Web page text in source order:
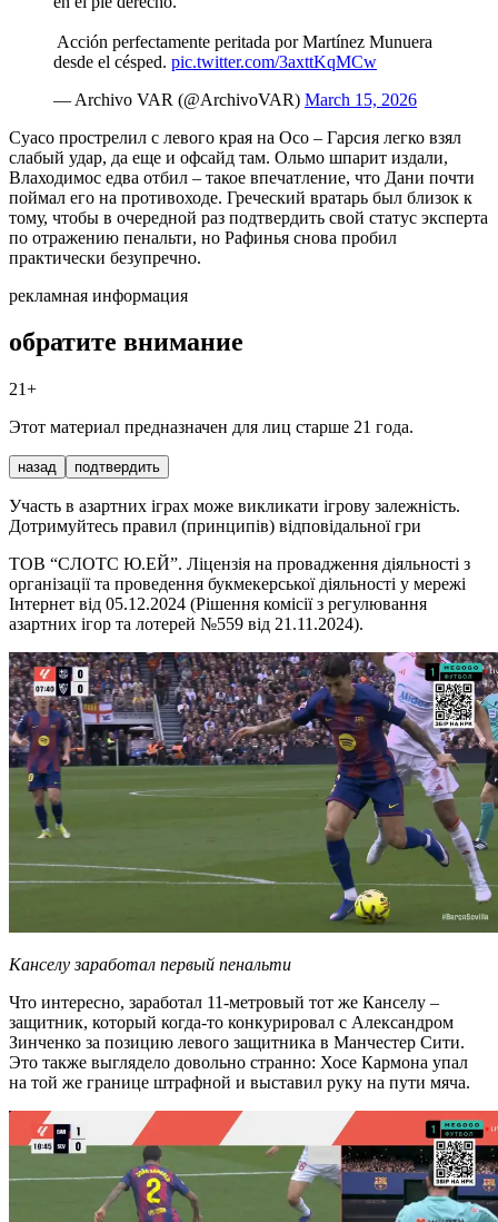
️ Acción perfectamente peritada por Martínez Munuera
desde el césped. pic.twitter.com/3axttKqMCw
— Archivo VAR (@ArchivoVAR) March 15, 2026
Суасо прострелил с левого края на Осо – Гарсия легко взял
слабый удар, да еще и офсайд там. Ольмо шпарит издали,
Влаходимос едва отбил – такое впечатление, что Дани почти
поймал его на противоходе. Греческий вратарь был близок к
тому, чтобы в очередной раз подтвердить свой статус эксперта
по отражению пенальти, но Рафинья снова пробил
практически безупречно.
рекламная информация
обратите внимание
21+
Этот материал предназначен для лиц старше 21 года.
назад подтвердить
Участь в азартних іграх може викликати ігрову залежність.
Дотримуйтесь правил (принципів) відповідальної гри
ТОВ “СЛОТС Ю.ЕЙ”. Ліцензія на провадження діяльності з
організації та проведення букмекерської діяльності у мережі
Інтернет від 05.12.2024 (Рішення комісії з регулювання
азартних ігор та лотерей №559 від 21.11.2024).
Канселу заработал первый пенальти
Что интересно, заработал 11-метровый тот же Канселу –
защитник, который когда-то конкурировал с Александром
Зинченко за позицию левого защитника в Манчестер Сити.
Это также выглядело довольно странно: Хосе Кармона упал
на той же границе штрафной и выставил руку на пути мяча.